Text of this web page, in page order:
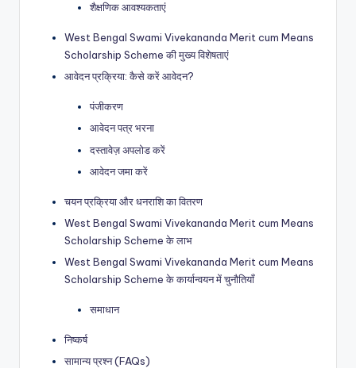
शैक्षणिक आवश्यकताएं
West Bengal Swami Vivekananda Merit cum Means
Scholarship Scheme की मुख्य विशेषताएं
आवेदन प्रक्रिया: कैसे करें आवेदन?
पंजीकरण
आवेदन पत्र भरना
दस्तावेज़ अपलोड करें
आवेदन जमा करें
चयन प्रक्रिया और धनराशि का वितरण
West Bengal Swami Vivekananda Merit cum Means
Scholarship Scheme के लाभ
West Bengal Swami Vivekananda Merit cum Means
Scholarship Scheme के कार्यान्वयन में चुनौतियाँ
समाधान
निष्कर्ष
सामान्य प्रश्न (FAQs)